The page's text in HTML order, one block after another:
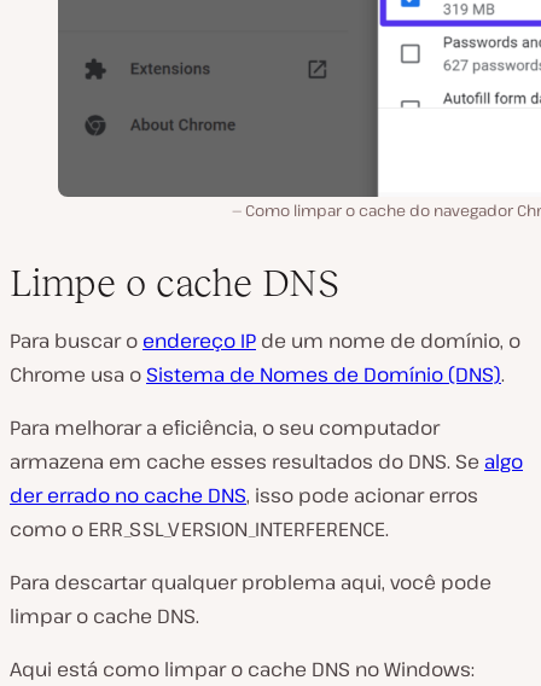
Como limpar o cache do navegador
Limpe o cache DNS
Para buscar o endereço IP de um nome de domínio, o
Chrome usa o Sistema de Nomes de Domínio (DNS).
Para melhorar a eficiência, o seu computador
armazena em cache esses resultados do DNS. Se algo
der errado no cache DNS, isso pode acionar erros
como o ERR_SSL_VERSION_INTERFERENCE.
Para descartar qualquer problema aqui, você pode
limpar o cache DNS.
Aqui está como limpar o cache DNS no Windows: